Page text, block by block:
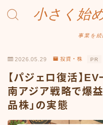
小さく始
事業を続
Amazonせどり
トラブル事例
出品ノウハウ
2026.05.29 投資・株 PR
【パジェロ復活】
南アジア戦略で爆
品株」の実態